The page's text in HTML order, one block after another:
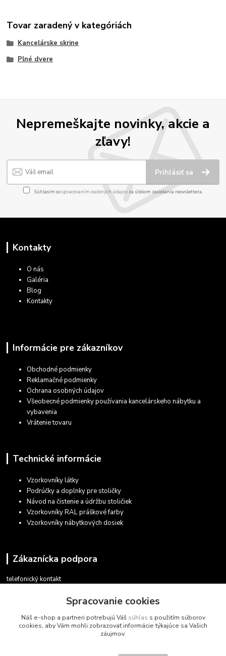
Tovar zaradený v kategóriách
Kancelárske skrine
Plné dvere
Nepremeškajte novinky, akcie a
zľavy!
Prihlásiť sa
Súhlasím sospracovaním osobných údajov za účelom zasielania newslettera.
Kontakty
O nás
Galéria
Blog
Kontakty
Informácie pre zákazníkov
Obchodné podmienky
Reklamačné podmienky
Ochrana osobných údajov
Všeobecné podmienky používania kancelárskeho nábytku a
vybavenia
Vrátenie tovaru
Technické informácie
Vzorkovníky látky
Podrúčky a doplnky pre stoličky
Návod na čistenie a údržbu stoličiek
Vzorkovníky RAL práškové farby
Vzorkovníky nábytkových dosiek
Zákaznícka podpora
telefonický kontakt
v pracovných dňoch 08.30 - 16.00
obchod@marketsk.sk
Spracovanie cookies
Náš e-shop a partneri potrebujú Váš súhlas s použitím súborov
cookies, aby Vám mohli zobrazovať informácie týkajúce sa Vašich
záujmov.